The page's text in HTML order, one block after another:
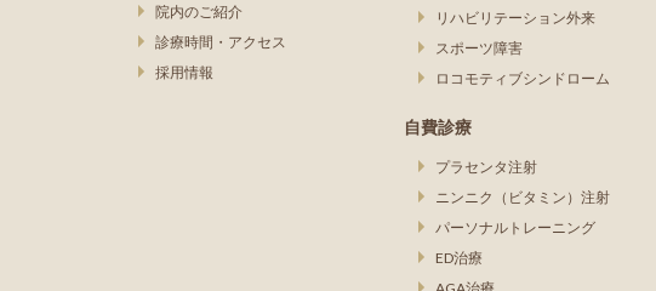
院内のご紹介
診療時間・アクセス
採用情報
リハビリテーション外来
スポーツ障害
ロコモティブシンドローム
自費診療
プラセンタ注射
ニンニク（ビタミン）注射
パーソナルトレーニング
ED治療